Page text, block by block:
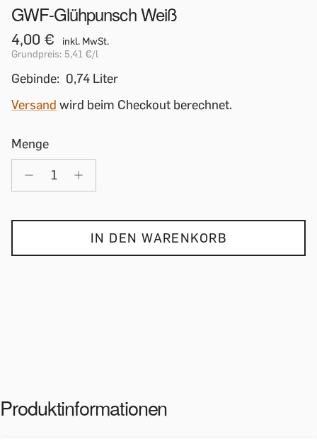
GWF-Glühpunsch Weiß
4,00 €
inkl. MwSt.
Grundpreis: 5,41 €/l
Gebinde: 0,74 Liter
Versand wird beim Checkout berechnet.
Menge
IN DEN WARENKORB
Produktinformationen